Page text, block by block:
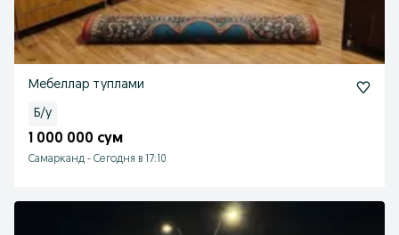
Мебеллар туплами
Б/у
1 000 000 сум
Самарканд - Сегодня в 17:10